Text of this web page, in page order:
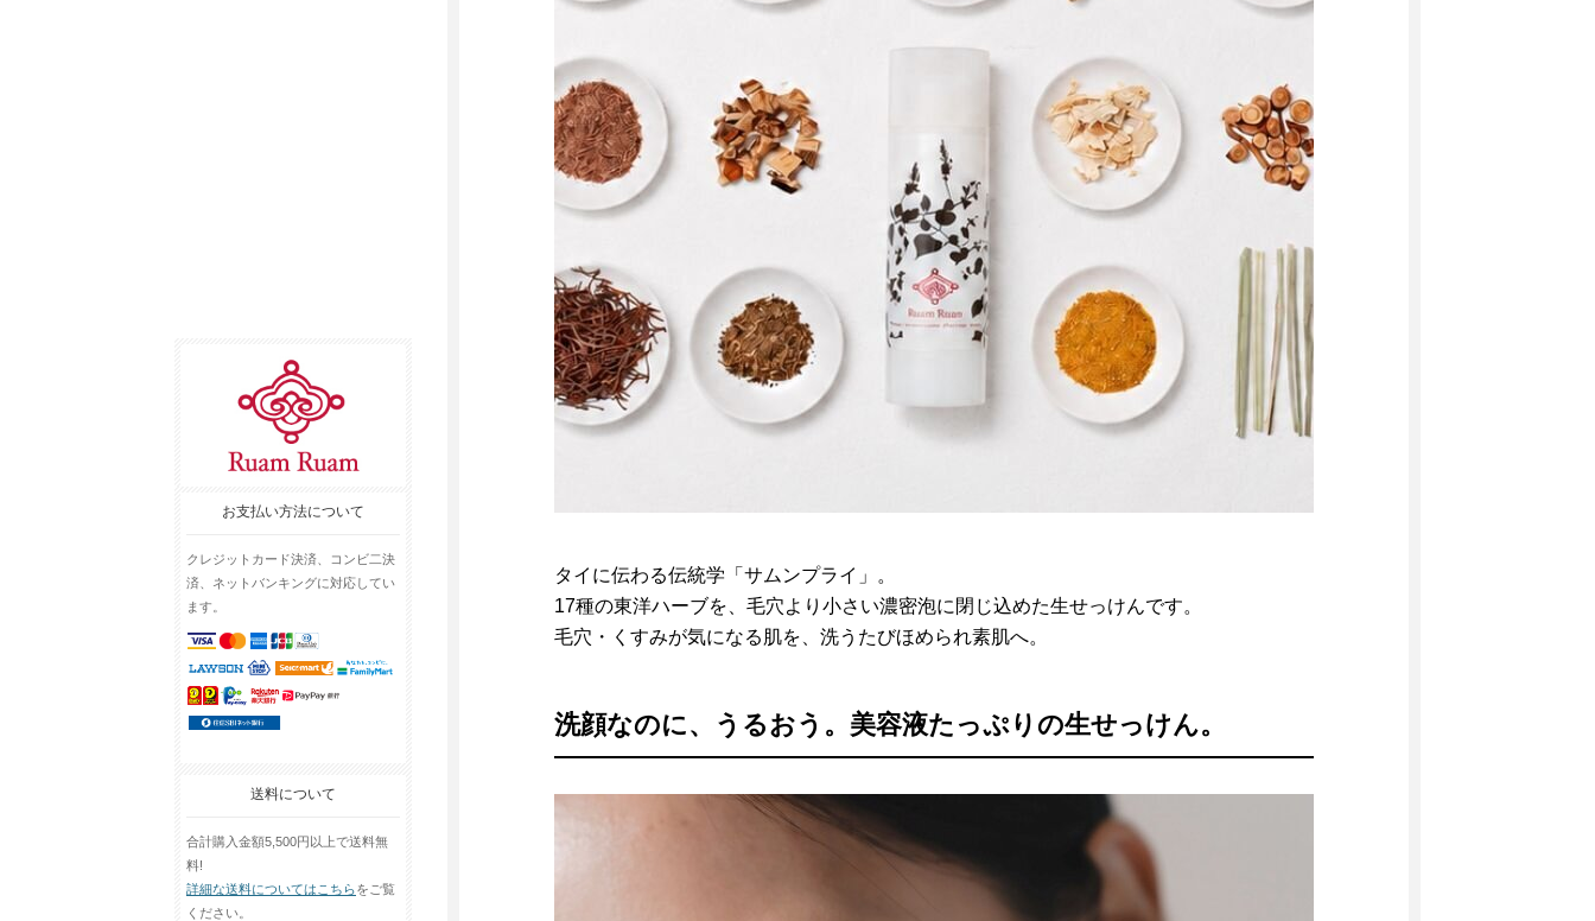
お支払い方法について
クレジットカード決済、コンビ二決
済、ネットバンキングに対応してい
ます。
送料について
合計購入金額5,500円以上で送料無
料!
詳細な送料についてはこちらをご覧
ください。
タイに伝わる伝統学「サムンプライ」。
17種の東洋ハーブを、毛穴より小さい濃密泡に閉じ込めた生せっけんです。
毛穴・くすみが気になる肌を、洗うたびほめられ素肌へ。
洗顔なのに、うるおう。美容液たっぷりの生せっけん。